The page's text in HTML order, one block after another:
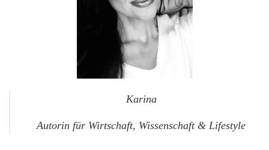
Karina
Autorin für Wirtschaft, Wissenschaft & Lifestyle